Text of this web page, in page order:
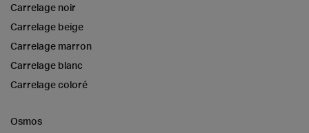
Carrelage noir
Carrelage beige
Carrelage marron
Carrelage blanc
Carrelage coloré
Osmos